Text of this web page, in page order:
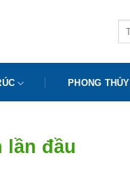
PHONG THỦY
lần đầu